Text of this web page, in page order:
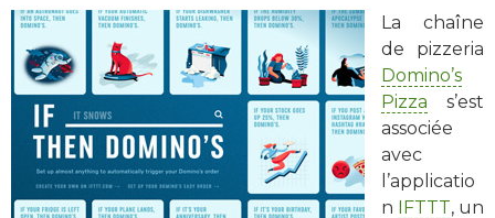
La chaîne
de pizzeria
Domino’s
Pizza s’est
associée
avec
l’applicatio
n IFTTT, un